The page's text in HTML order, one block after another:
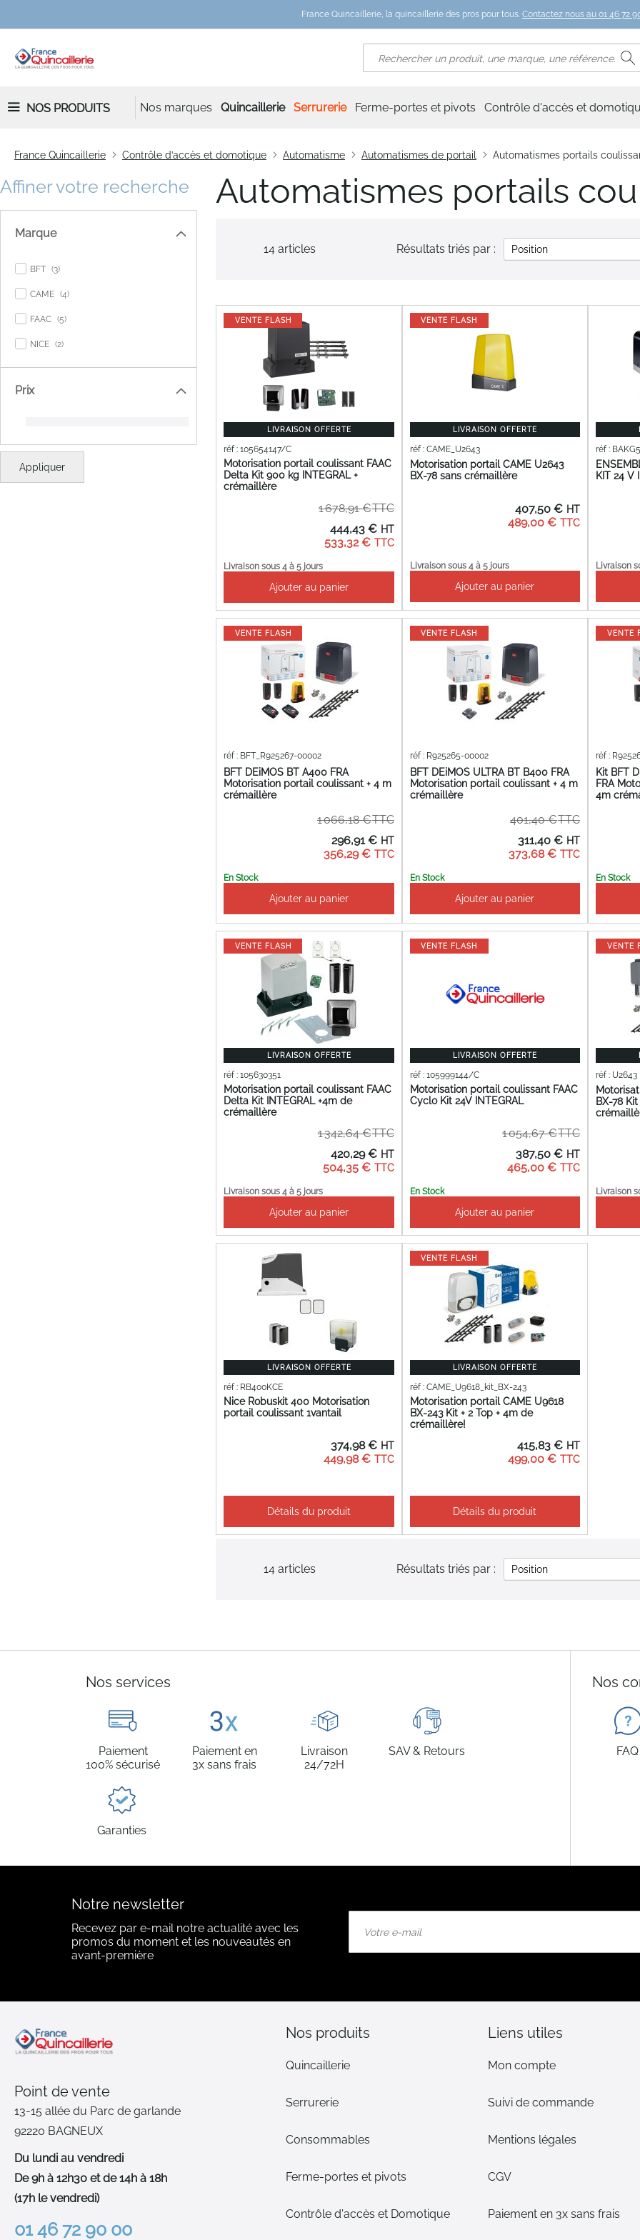
France Quincaillerie, la quincaillerie des pros pour tous. Contactez nous au 01 46 72
NOS PRODUITS Nos marques Quincaillerie Serrurerie Ferme-portes et pivots Contrôle d'accès et
France Quincaillerie Contrôle d’accès et domotique Automatisme Automatismes de portail Automatismes portails
Automatismes portails
14articles Résultats triés par :
VENTE FLASH
LIVRAISON OFFERTE
Motorisation portail coulissant FAAC
Delta Kit 900 kg INTEGRAL +
crémaillère
réf : 105654147/C
Spécial
533,32 €
444,43 €
1 678,91 €
Livraison sous 4 à 5 jours
Ajouter au panier
VENTE FLASH
LIVRAISON OFFERTE
Motorisation portail CAME U2643
BX-78 sans crémaillère
réf : CAME_U2643
489,00 €
407,50 €
Livraison sous 4 à 5 jours
Ajouter au panier
KIT 24 V
réf :
Livraison
VENTE FLASH
BFT DEiMOS BT A400 FRA
Motorisation portail coulissant + 4 m
crémaillère
réf : BFT_R925267-00002
Spécial
356,29 €
296,91 €
1 066,18 €
En Stock
Ajouter au panier
VENTE FLASH
BFT DEiMOS ULTRA BT B400 FRA
Motorisation portail coulissant + 4 m
crémaillère
réf : R925265-00002
Spécial
373,68 €
311,40 €
401,40 €
En Stock
Ajouter au panier
VENTE
Kit BFT
FRA
4m
réf :
En Stock
VENTE FLASH
LIVRAISON OFFERTE
Motorisation portail coulissant FAAC
Delta Kit INTEGRAL +4m de
crémaillère
réf : 105630351
Spécial
504,35 €
420,29 €
1 342,64 €
Livraison sous 4 à 5 jours
Ajouter au panier
VENTE FLASH
LIVRAISON OFFERTE
Motorisation portail coulissant FAAC
Cyclo Kit 24V INTEGRAL
réf : 105999144/C
Spécial
465,00 €
387,50 €
1 054,67 €
En Stock
Ajouter au panier
VENTE
BX-78
réf : U2643
Livraison
LIVRAISON OFFERTE
Nice Robuskit 400 Motorisation
portail coulissant 1vantail
réf : RB400KCE
449,98 €
374,98 €
Détails du produit
VENTE FLASH
LIVRAISON OFFERTE
Motorisation portail CAME U9618
BX-243 Kit + 2 Top + 4m de
crémaillère!
réf : CAME_U9618_kit_BX-243
499,00 €
415,83 €
Détails du produit
14articles Résultats triés par :
Affiner votre recherche
Marque
BFT 3items
CAME 4items
FAAC 5items
NICE 2items
Prix
Appliquer
Nos services
Paiement
100% sécurisé
Paiement en
3x sans frais
Livraison
24/72H
SAV & Retours
Garanties
Nos
FAQ
Notre newsletter
Recevez par e-mail notre actualité avec les
promos du moment et les nouveautés en
avant-première
notre
:
Point de vente
13-15 allée du Parc de garlande
92220 BAGNEUX
Du lundi au vendredi
De 9h à 12h30 et de 14h à 18h
(17h le vendredi)
01 46 72 90 00
Nos produits
Quincaillerie
Serrurerie
Consommables
Ferme-portes et pivots
Contrôle d'accès et Domotique
Liens utiles
Mon compte
Suivi de commande
Mentions légales
CGV
Paiement en 3x sans frais